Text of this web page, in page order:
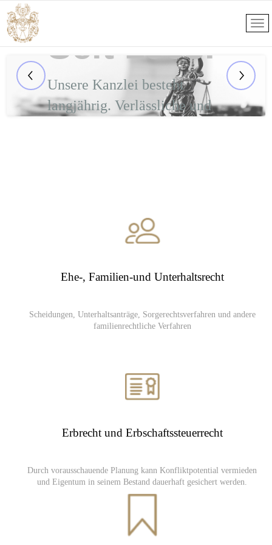
Seit 1963.
Unsere Kanzlei besteht
langjährig. Verlässliche und
Ehe-, Familien-und Unterhaltsrecht
Scheidungen, Unterhaltsanträge, Sorgerechtsverfahren und andere
familienrechtliche Verfahren
Erbrecht und Erbschaftssteuerrecht
Durch vorausschauende Planung kann Konfliktpotential vermieden
und Eigentum in seinem Bestand dauerhaft gesichert werden.